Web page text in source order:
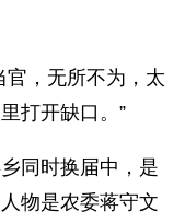
，无所不为，太
打开缺口。”
同时换届中，是
物是农委蒋守文